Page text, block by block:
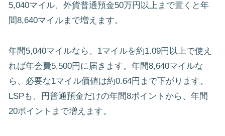
5,040マイル、外貨普通預金50万円以上まで置くと年
間8,640マイルまで増えます。
年間5,040マイルなら、1マイルを約1.09円以上で使え
れば年会費5,500円に届きます。年間8,640マイルな
ら、必要な1マイル価値は約0.64円まで下がります。
LSPも、円普通預金だけの年間8ポイントから、年間
20ポイントまで増えます。